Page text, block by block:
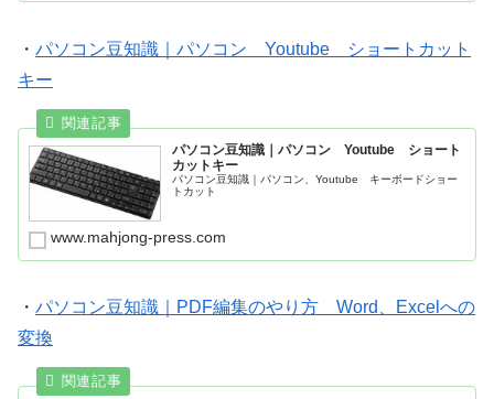
・ パソコン豆知識｜パソコン Youtube ショートカット
キー
パソコン豆知識｜パソコン Youtube ショート
カットキー
パソコン豆知識｜パソコン、Youtube キーボードショー
トカット
www.mahjong-press.com
・ パソコン豆知識｜PDF編集のやり方 Word、Excelへの
変換